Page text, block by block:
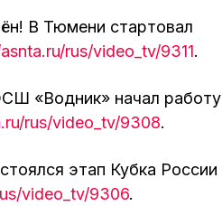
В Тюмени стартовал
rus/video_tv/9311.
«Водник» начал работу
rus/video_tv/9308.
этап Кубка России
video_tv/9306.